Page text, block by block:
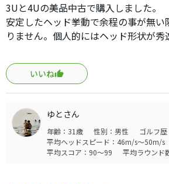
3Uと4Uの美品中古で購入しました。
安定したヘッド挙動で余程の事が無
りません。個人的にはヘッド形状が秀
イアン寄りでもフェアウェイウッド
ランスです。飛距離は振ったなりで、
易くストレス無くグリーンを狙えます
ィですが打感は少しだけ弾き感があり
これ以上は無い位最高です。やっぱり
でも値段が落ちないモデルは間違い無
でずっと使います。
いいね
ゆとさん
年齢：31歳 性別：男性
ゴルフ
平均ヘッドスピード：46m/s～50m/s
平均スコア：90～99
平均ラウンド